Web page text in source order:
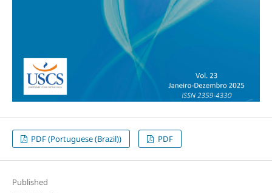
PDF (Portuguese (Brazil)) PDF
Published